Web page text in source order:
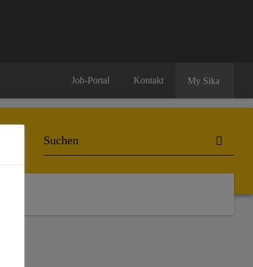
Job-Portal Kontakt My Sika